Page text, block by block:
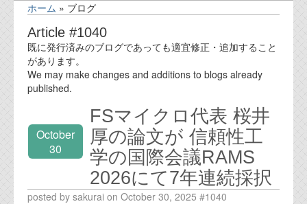
ニュース
業務内容
会社案内
代表ご挨拶
ホーム » ブログ
Article #1040
既に発行済みのブログであっても適宜修正・追加すること
があります。
We may make changes and additions to blogs already
published.
October
30
FSマイクロ代表 桜井
厚の論文が 信頼性工
学の国際会議RAMS
2026にて7年連続採択
posted by sakurai on October 30, 2025 #1040